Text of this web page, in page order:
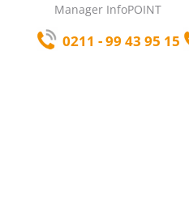
Manager InfoPOINT
0211 - 99 43 95 15